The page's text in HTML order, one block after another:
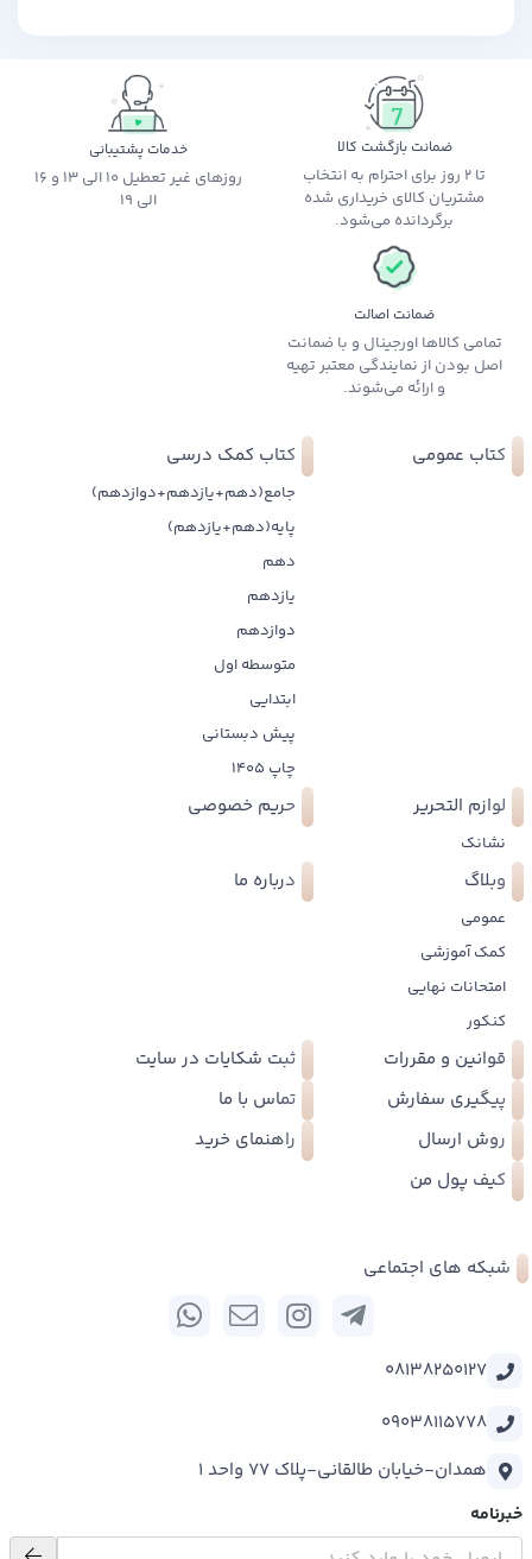
ضمانت بازگشت کالا
تا 2 روز برای احترام به انتخاب
مشتریان کالای خریداری شده
برگردانده می‌شود.
خدمات پشتیبانی
روزهای غیر تعطیل 10 الی 13 و 16
الی 19
ضمانت اصالت
تمامی کالاها اورجینال و با ضمانت
اصل بودن از نمایندگی معتبر تهیه
و ارائه می‌شوند.
کتاب عمومی کتاب کمک درسی
جامع(دهم+یازدهم+دوازدهم)
پایه(دهم+یازدهم)
دهم
یازدهم
دوازدهم
متوسطه اول
ابتدایی
پیش دبستانی
چاپ 1405
لوازم التحریر
نشانک
حریم خصوصی
وبلاگ
عمومی
کمک آموزشی
امتحانات نهایی
کنکور
درباره ما
قوانین و مقررات
ثبت شکایات در سایت
پیگیری سفارش
تماس با ما
روش ارسال
راهنمای خرید
کیف پول من
شبکه های اجتماعی
08138250127
09038115778
همدان-خیابان طالقانی-پلاک 77 واحد 1
خبرنامه